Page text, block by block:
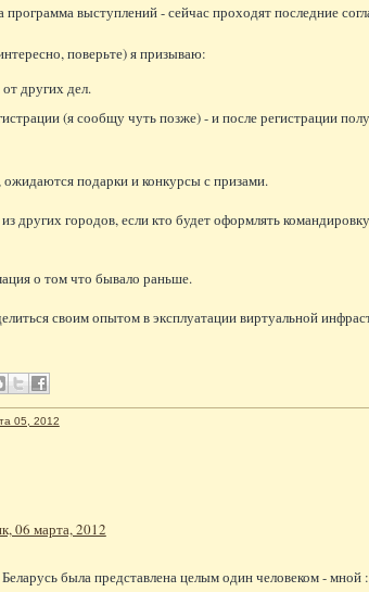
выступлений - сейчас проходят последние
поверьте) я призываю:
других дел.
(я сообщу чуть позже) - и после регистрации
ожидаются подарки и конкурсы с призами.
других городов, если кто будет оформлять
о том что бывало раньше.
своим опытом в эксплуатации виртуальной
05, 2012
06 марта, 2012
была представлена целым один человеком - мной